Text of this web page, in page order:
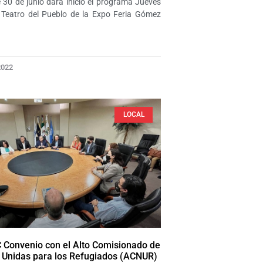
del Pueblo de la Expo Feria Gómez
LOCAL
Convenio con el Alto Comisionado de
para los Refugiados (ACNUR)